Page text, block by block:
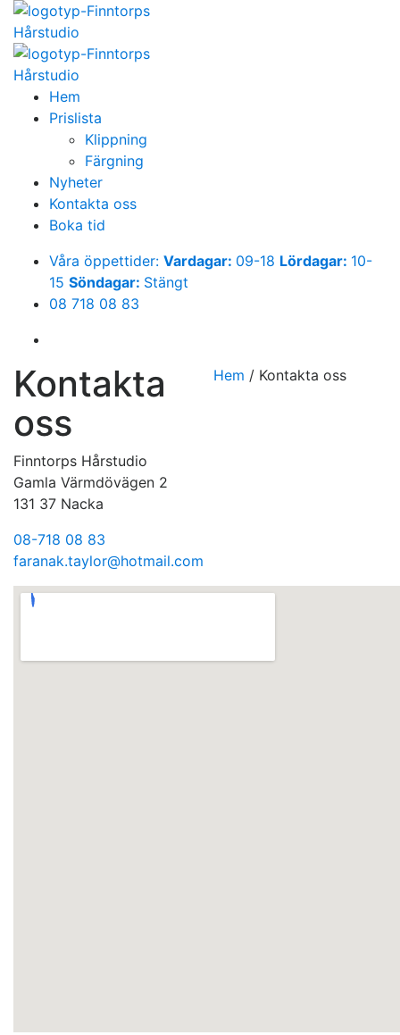
Hem
Prislista
Klippning
Färgning
Nyheter
Kontakta oss
Boka tid
Våra öppettider: Vardagar: 09-18 Lördagar: 10-
15 Söndagar: Stängt
08 718 08 83
Kontakta
oss
Hem / Kontakta oss
Finntorps Hårstudio
Gamla Värmdövägen 2
131 37 Nacka
08-718 08 83
faranak.taylor@hotmail.com